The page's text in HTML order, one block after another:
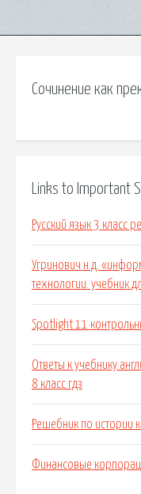
Сочинение как
Links to Important
Русский язык 3 класс
Угринович н.д.
технологии. учебник
Spotlight 11
Ответы к учебнику
8 класс гдз
Решебник по истории
Финансовые